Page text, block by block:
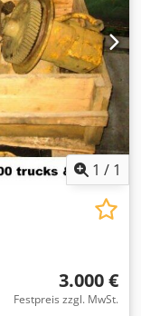
1 / 1
3.000 €
Festpreis zzgl. MwSt.